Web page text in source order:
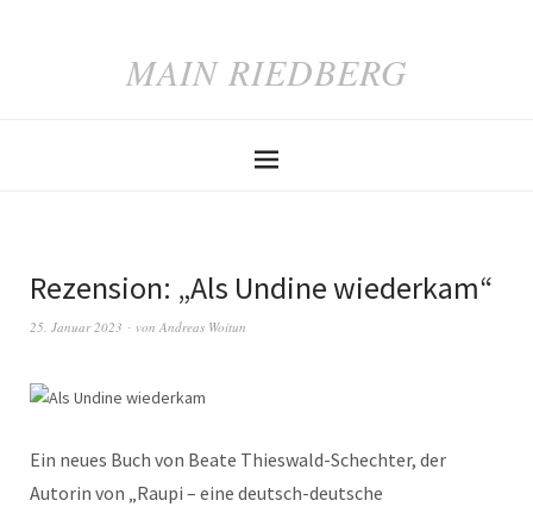
MAIN RIEDBERG
Rezension: „Als Undine wiederkam“
25. Januar 2023 von Andreas Woitun
Ein neues Buch von Beate Thieswald-Schechter, der
Autorin von „Raupi – eine deutsch-deutsche